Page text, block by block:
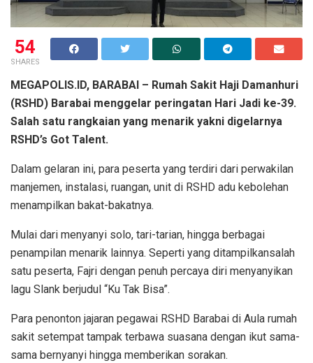
54
SHARES
MEGAPOLIS.ID, BARABAI – Rumah Sakit Haji Damanhuri
(RSHD) Barabai menggelar peringatan Hari Jadi ke-39.
Salah satu rangkaian yang menarik yakni digelarnya
RSHD’s Got Talent.
Dalam gelaran ini, para peserta yang terdiri dari perwakilan
manjemen, instalasi, ruangan, unit di RSHD adu kebolehan
menampilkan bakat-bakatnya.
Mulai dari menyanyi solo, tari-tarian, hingga berbagai
penampilan menarik lainnya. Seperti yang ditampilkansalah
satu peserta, Fajri dengan penuh percaya diri menyanyikan
lagu Slank berjudul “Ku Tak Bisa”.
Para penonton jajaran pegawai RSHD Barabai di Aula rumah
sakit setempat tampak terbawa suasana dengan ikut sama-
sama bernyanyi hingga memberikan sorakan.